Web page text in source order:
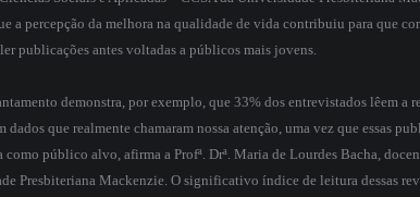
a percepção da melhora na qualidade de vida contribuiu para que
ler publicações antes voltadas a públicos mais jovens.
demonstra, por exemplo, que 33% dos entrevistados lêem a
dados que realmente chamaram nossa atenção, uma vez que essas
como público alvo, afirma a Profª. Drª. Maria de Lourdes Bacha,
Presbiteriana Mackenzie. O significativo índice de leitura dessas